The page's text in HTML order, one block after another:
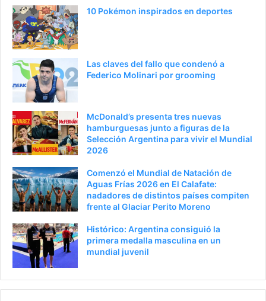
10 Pokémon inspirados en deportes
Las claves del fallo que condenó a
Federico Molinari por grooming
McDonald’s presenta tres nuevas
hamburguesas junto a figuras de la
Selección Argentina para vivir el Mundial
2026
Comenzó el Mundial de Natación de
Aguas Frías 2026 en El Calafate:
nadadores de distintos países compiten
frente al Glaciar Perito Moreno
Histórico: Argentina consiguió la
primera medalla masculina en un
mundial juvenil